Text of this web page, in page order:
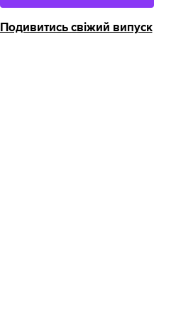
Подивитись свіжий випуск